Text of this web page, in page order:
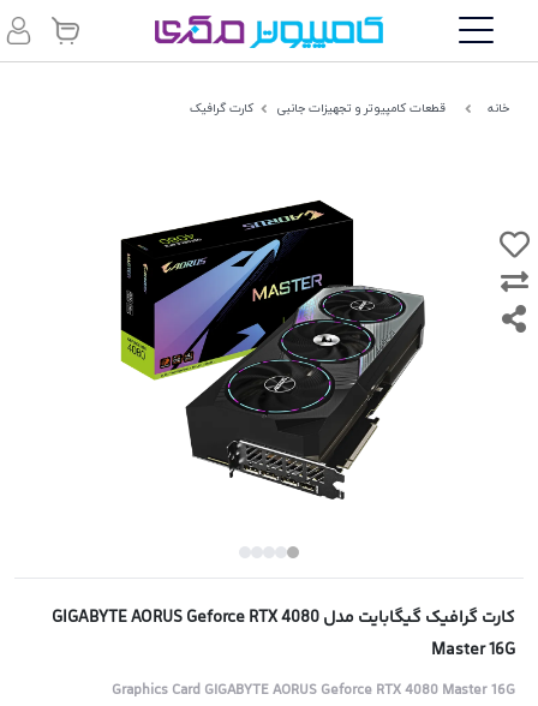
خانه قطعات کامپیوتر و تجهیزات جانبی کارت گرافیک
کارت گرافیک گیگابایت مدل ‌GIGABYTE AORUS Geforce RTX 4080
Master 16G
Graphics Card GIGABYTE AORUS Geforce RTX 4080 Master 16G